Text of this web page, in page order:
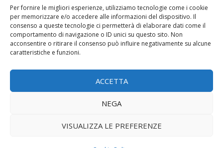
Per fornire le migliori esperienze, utilizziamo tecnologie come i cookie
per memorizzare e/o accedere alle informazioni del dispositivo. Il
consenso a queste tecnologie ci permetterà di elaborare dati come il
comportamento di navigazione o ID unici su questo sito. Non
acconsentire o ritirare il consenso può influire negativamente su alcune
caratteristiche e funzioni.
ACCETTA
NEGA
VISUALIZZA LE PREFERENZE
RSS
SSL SECURE
|Theme:
Giochi DBC Podcast Cookie Policy (UE)